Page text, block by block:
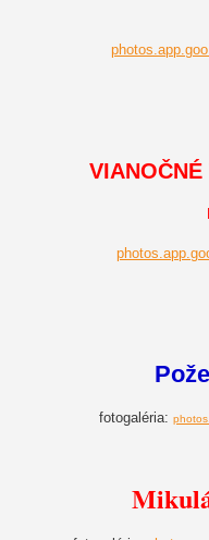
VIANOČNÉ
fotogaléria: